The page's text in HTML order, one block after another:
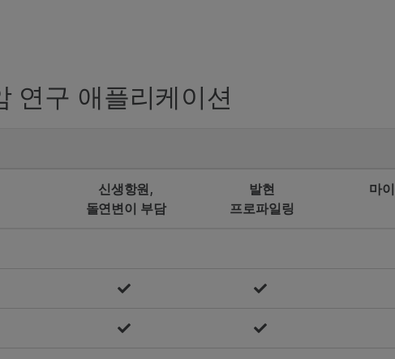
연구 애플리케이션
신생항원,
돌연변이 부담
발현
프로파일링
마